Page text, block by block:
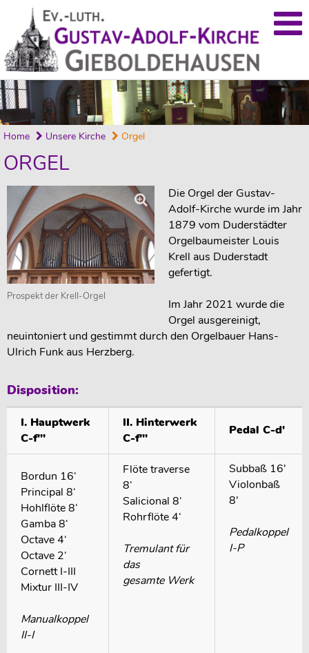
Home Unsere Kirche Orgel
ORGEL
Prospekt der Krell-Orgel
Die Orgel der Gustav-
Adolf-Kirche wurde im Jahr
1879 vom Duderstädter
Orgelbaumeister Louis
Krell aus Duderstadt
gefertigt.
Im Jahr 2021 wurde die
Orgel ausgereinigt,
neuintoniert und gestimmt durch den Orgelbauer Hans-
Ulrich Funk aus Herzberg.
Disposition:
I. Hauptwerk
C-f'''
II. Hinterwerk
C-f'''
Pedal C-d'
Bordun 16‘
Principal 8‘
Hohlflöte 8‘
Gamba 8‘
Octave 4‘
Octave 2‘
Cornett I-III
Mixtur III-IV
Manualkoppel
II-I
Flöte traverse
8‘
Salicional 8‘
Rohrflöte 4‘
Tremulant für
das
gesamte Werk
Subbaß 16'
Violonbaß
8'
Pedalkoppel
I-P